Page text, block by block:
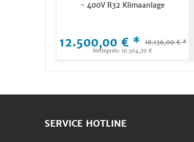
- 400V R32 Klimaanlage
12.500,00 € * 18.136,00 € *
Nettopreis: 10.504,20 €
SERVICE HOTLINE